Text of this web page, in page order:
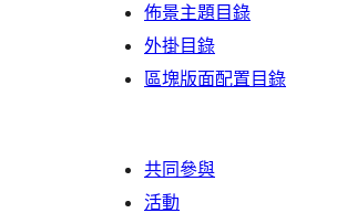
佈景主題目錄
外掛目錄
區塊版面配置目錄
共同參與
活動